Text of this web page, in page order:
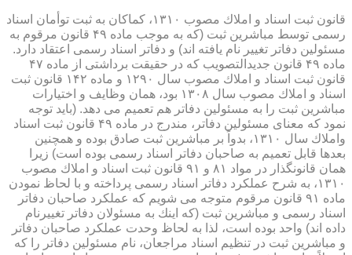
قانون ثبت اسناد و املاك مصوب ۱۳۱۰، كماكان به ثبت توأمان اسناد
رسمی توسط مباشرین ثبت (كه به موجب ماده ۴۹ قانون مرقوم به
مسئولین دفاتر تغییر نام یافته اند) و دفاتر اسناد رسمی اعتقاد دارد.
ماده ۴۹ قانون جدیدالتصویب كه در حقیقت برداشتی از ماده ۴۷
قانون ثبت اسناد و املاك مصوب سال ۱۲۹۰ و ماده ۱۴۲ قانون ثبت
اسناد و املاك مصوب سال ۱۳۰۸ بود، همان وظایف و اختیارات
مباشرین ثبت را به مسئولین دفاتر هم تعمیم می دهد. (باید توجه
نمود كه معنای مسئولین دفاتر، مندرج در ماده ۴۹ قانون ثبت اسناد
واملاك سال ۱۳۱۰، بدواً بر مباشرین ثبت صادق بوده و همچنین
بعدها قابل تعمیم به صاحبان دفاتر اسناد رسمی بوده است) زیرا
همان قانونگذار در مواد ۸۱ و ۹۱ قانون ثبت اسناد و املاك مصوب
۱۳۱۰، به شرح عملكرد دفاتر اسناد رسمی پرداخته و با لحاظ نمودن
ماده ۹۱ قانون مرقوم متوجه می شویم كه عملكرد صاحبان دفاتر
اسناد رسمی و مباشرین ثبت (كه اینك به مسئولان دفاتر تغییرنام
داده اند) واحد بوده است، لذا به لحاظ وحدت عملكرد صاحبان دفاتر
و مباشرین ثبت در تنظیم اسناد مراجعان، نام مسئولین دفاتر را كه